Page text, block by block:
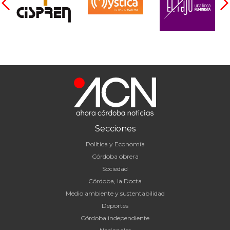
Secciones
Política y Economía
Córdoba obrera
Sociedad
Córdoba, la Docta
Medio ambiente y sustentabilidad
Deportes
Córdoba independiente